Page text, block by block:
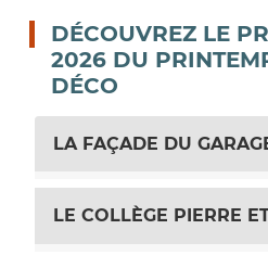
DÉCOUVREZ LE
2026 DU
DÉCO
LA FAÇADE DU
LE COLLÈGE PIERRE